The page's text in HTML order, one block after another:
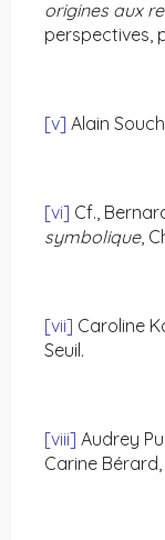
origines aux
perspectives,
[v] Alain
[vi] Cf.,
symbolique,
[vii] Caroline
Seuil.
[viii] Audrey
Carine